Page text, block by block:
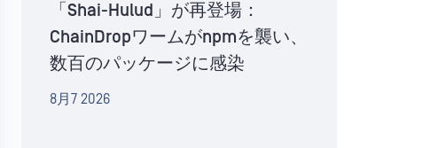
「Shai-Hulud」が再登場：
ChainDropワームがnpmを襲い、
数百のパッケージに感染
8月7 2026